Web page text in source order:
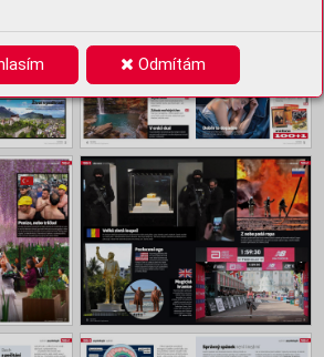
Odmítám